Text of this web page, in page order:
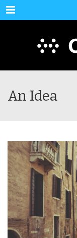
Menu
An Idea